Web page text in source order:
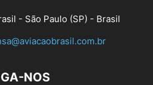
- São Paulo (SP) - Brasil
NOS